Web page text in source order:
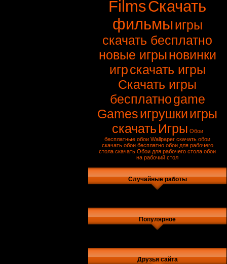
FilmsСкачать
фильмыигры
скачать бесплатно
новые игрыновинки
игрскачать игры
Скачать игры
бесплатноgame
Gamesигрушкиигры
скачать Игры Обои
бесплатные обои Wallpaper скачать обои
скачать обои бесплатно обои для рабочего
стола скачать Обои для рабочего стола обои
на рабочий стол
Случайные работы
Популярное
Друзья сайта